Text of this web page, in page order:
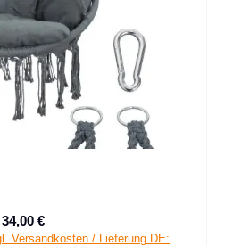
Verkaufspreis:
34,00 €
Versandkosten / Lieferung DE: